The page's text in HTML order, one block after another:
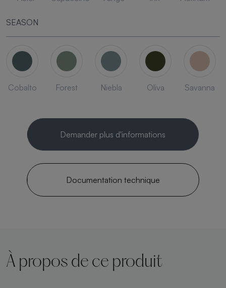
SEASON
Cobalto Forest Niebla Oliva Savanna
Demander plus d'informations
Documentation technique
À propos de ce produit